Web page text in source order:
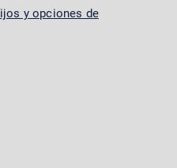
y opciones de